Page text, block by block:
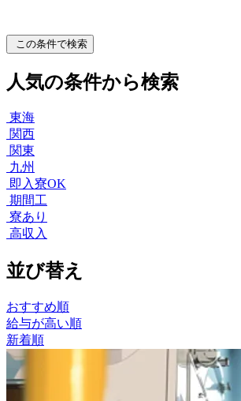
この条件で検索
人気の条件から検索
東海
関西
関東
九州
即入寮OK
期間工
寮あり
高収入
並び替え
おすすめ順
給与が高い順
新着順